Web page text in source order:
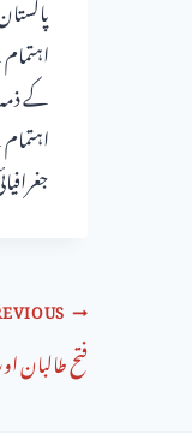
فتح طالبان